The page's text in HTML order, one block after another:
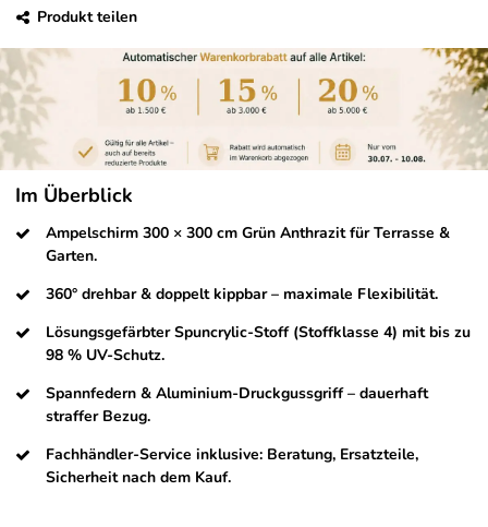
Produkt teilen
Im Überblick
Ampelschirm 300 × 300 cm Grün Anthrazit für Terrasse &
Garten.
360° drehbar & doppelt kippbar – maximale Flexibilität.
Lösungsgefärbter Spuncrylic-Stoff (Stoffklasse 4) mit bis zu
98 % UV-Schutz.
Spannfedern & Aluminium-Druckgussgriff – dauerhaft
straffer Bezug.
Fachhändler-Service inklusive: Beratung, Ersatzteile,
Sicherheit nach dem Kauf.